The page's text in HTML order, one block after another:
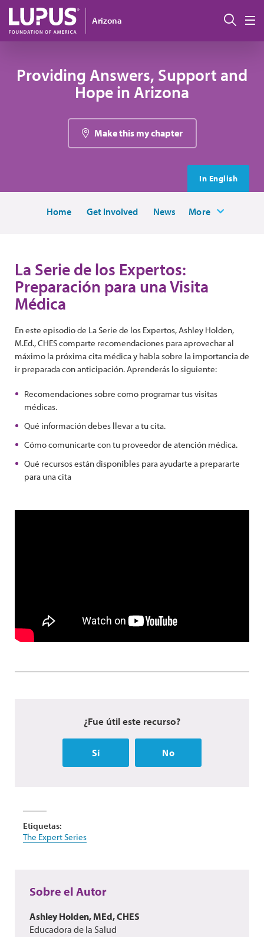
Pasar al contenido principal
Arizona
Providing Answers, Support and
Hope in Arizona
Make this my chapter
In English
Home Get Involved News More
La Serie de los Expertos:
Preparación para una Visita
Médica
En este episodio de La Serie de los Expertos, Ashley Holden,
M.Ed., CHES comparte recomendaciones para aprovechar al
máximo la próxima cita médica y habla sobre la importancia de
ir preparada con anticipación. Aprenderás lo siguiente:
Recomendaciones sobre como programar tus visitas
médicas.
Qué información debes llevar a tu cita.
Cómo comunicarte con tu proveedor de atención médica.
Qué recursos están disponibles para ayudarte a prepararte
para una cita
¿Fue útil este recurso?
Sí No
Etiquetas:
The Expert Series
Sobre el Autor
Ashley Holden, MEd, CHES
Educadora de la Salud